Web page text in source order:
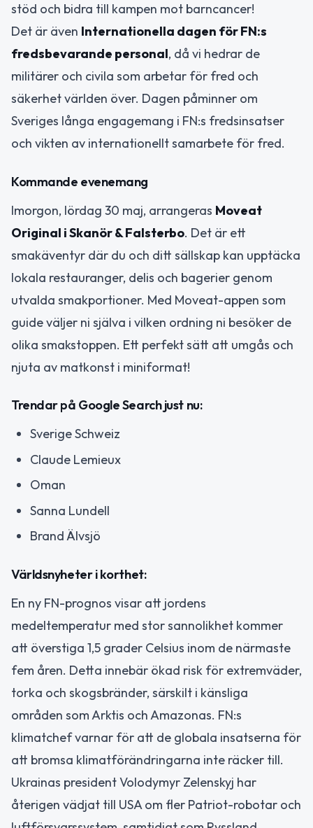
stöd och bidra till kampen mot barncancer!
Det är även Internationella dagen för FN:s
fredsbevarande personal, då vi hedrar de
militärer och civila som arbetar för fred och
säkerhet världen över. Dagen påminner om
Sveriges långa engagemang i FN:s fredsinsatser
och vikten av internationellt samarbete för fred.
Kommande evenemang
Imorgon, lördag 30 maj, arrangeras Moveat
Original i Skanör & Falsterbo. Det är ett
smakäventyr där du och ditt sällskap kan upptäcka
lokala restauranger, delis och bagerier genom
utvalda smakportioner. Med Moveat-appen som
guide väljer ni själva i vilken ordning ni besöker de
olika smakstoppen. Ett perfekt sätt att umgås och
njuta av matkonst i miniformat!
Trendar på Google Search just nu:
Sverige Schweiz
Claude Lemieux
Oman
Sanna Lundell
Brand Älvsjö
Världsnyheter i korthet:
En ny FN-prognos visar att jordens
medeltemperatur med stor sannolikhet kommer
att överstiga 1,5 grader Celsius inom de närmaste
fem åren. Detta innebär ökad risk för extremväder,
torka och skogsbränder, särskilt i känsliga
områden som Arktis och Amazonas. FN:s
klimatchef varnar för att de globala insatserna för
att bromsa klimatförändringarna inte räcker till.
Ukrainas president Volodymyr Zelenskyj har
återigen vädjat till USA om fler Patriot-robotar och